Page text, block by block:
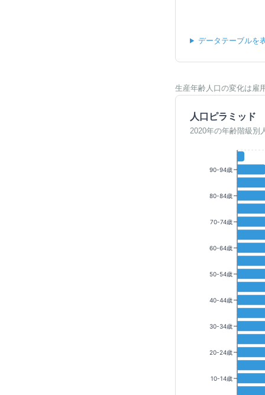
データテーブルを
生産年齢人口の変化は雇
人口ピラミッド
2020年の年齢階級別
90-94歳
80-84歳
70-74歳
60-64歳
50-54歳
40-44歳
30-34歳
20-24歳
10-14歳